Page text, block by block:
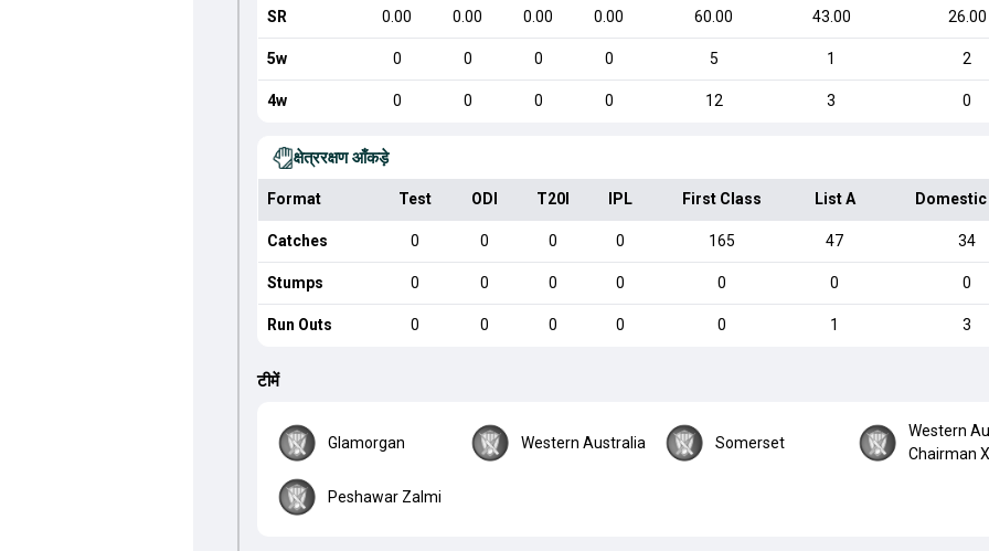
SR 0.00 0.00 0.00 0.00 60.00 43.00 26.00
5w 0 0 0 0 5 1 2
4w 0 0 0 0 12 3 0
क्षेत्ररक्षण आँकड़े
Format Test ODI T20I IPL First Class List A
Catches 0 0 0 0 165 47 34
Stumps 0 0 0 0 0 0 0
Run Outs 0 0 0 0 0 1 3
टीमें
Glamorgan Western Australia Somerset
Western
Chairman
Peshawar Zalmi